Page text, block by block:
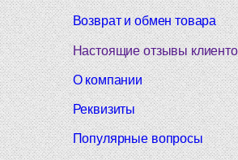
Возврат и обмен товара
Настоящие отзывы
О компании
Реквизиты
Популярные вопросы